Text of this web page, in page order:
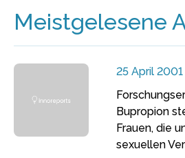
Meistgelesene
25 April 2001
Bupropion
Frauen, die
sexuellen